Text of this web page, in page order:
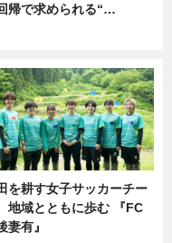
帰で求められる“…
を耕す女子サッカーチー
地域とともに歩む 『FC
妻有』